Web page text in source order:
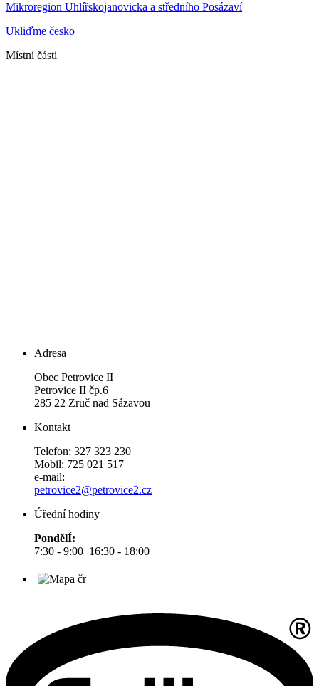
Mikroregion Uhlířskojanovicka a středního Posázaví
Ukliďme česko
Místní části
Adresa
Obec Petrovice II
Petrovice II čp.6
285 22 Zruč nad Sázavou
Kontakt
Telefon: 327 323 230
Mobil: 725 021 517
e-mail:
petrovice2@petrovice2.cz
Úřední hodiny
PondělÍ:
7:30 - 9:00 16:30 - 18:00